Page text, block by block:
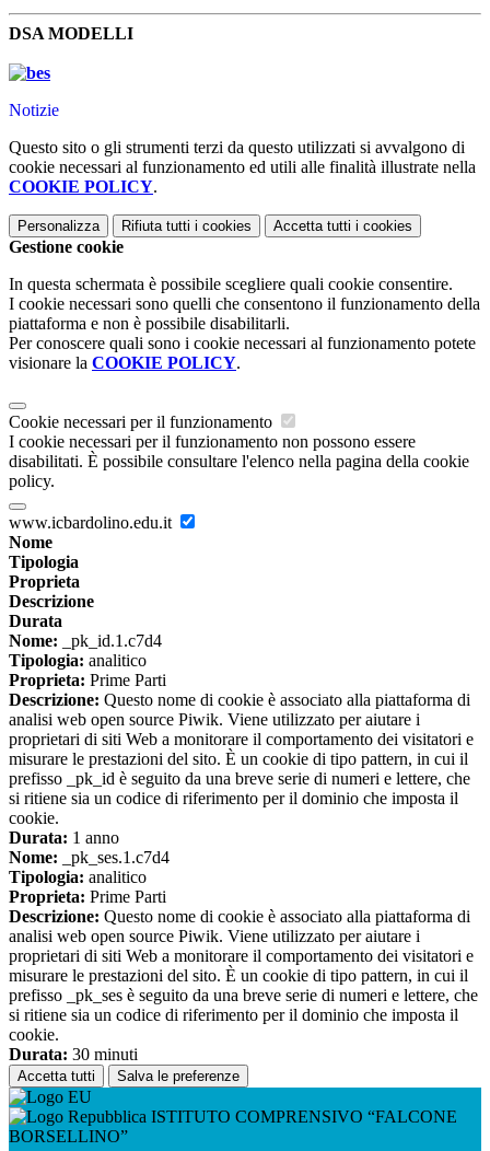
DSA MODELLI
Notizie
Questo sito o gli strumenti terzi da questo utilizzati si avvalgono di
cookie necessari al funzionamento ed utili alle finalità illustrate nella
COOKIE POLICY.
Personalizza Rifiuta tutti i cookies Accetta tutti i cookies
Gestione cookie
In questa schermata è possibile scegliere quali cookie consentire.
I cookie necessari sono quelli che consentono il funzionamento della
piattaforma e non è possibile disabilitarli.
Per conoscere quali sono i cookie necessari al funzionamento potete
visionare la COOKIE POLICY.
Cookie necessari per il funzionamento
I cookie necessari per il funzionamento non possono essere
disabilitati. È possibile consultare l'elenco nella pagina della cookie
policy.
www.icbardolino.edu.it
Nome
Tipologia
Proprieta
Descrizione
Durata
Nome: _pk_id.1.c7d4
Tipologia: analitico
Proprieta: Prime Parti
Descrizione: Questo nome di cookie è associato alla piattaforma di
analisi web open source Piwik. Viene utilizzato per aiutare i
proprietari di siti Web a monitorare il comportamento dei visitatori e
misurare le prestazioni del sito. È un cookie di tipo pattern, in cui il
prefisso _pk_id è seguito da una breve serie di numeri e lettere, che
si ritiene sia un codice di riferimento per il dominio che imposta il
cookie.
Durata: 1 anno
Nome: _pk_ses.1.c7d4
Tipologia: analitico
Proprieta: Prime Parti
Descrizione: Questo nome di cookie è associato alla piattaforma di
analisi web open source Piwik. Viene utilizzato per aiutare i
proprietari di siti Web a monitorare il comportamento dei visitatori e
misurare le prestazioni del sito. È un cookie di tipo pattern, in cui il
prefisso _pk_ses è seguito da una breve serie di numeri e lettere, che
si ritiene sia un codice di riferimento per il dominio che imposta il
cookie.
Durata: 30 minuti
Accetta tutti Salva le preferenze
ISTITUTO COMPRENSIVO “FALCONE
BORSELLINO”